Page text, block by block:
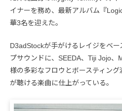
イナーを務め、最新アルバム『
華3名を迎えた。
D3adStockが手がけるレイジをベ
プサウンドに、SEEDA、Tiji Jojo
様の多彩なフロウとボースティン
が聴ける楽曲に仕上がっている。